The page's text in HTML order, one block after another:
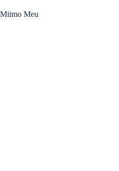
to
Miimo Meu